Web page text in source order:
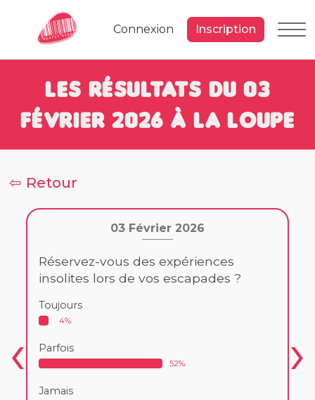
Connexion Inscription
Les résultats du 03
Février 2026 à la loupe
⇦ Retour
03 Février 2026
Réservez-vous des expériences
insolites lors de vos escapades ?
Toujours
4%
Parfois
52%
Jamais